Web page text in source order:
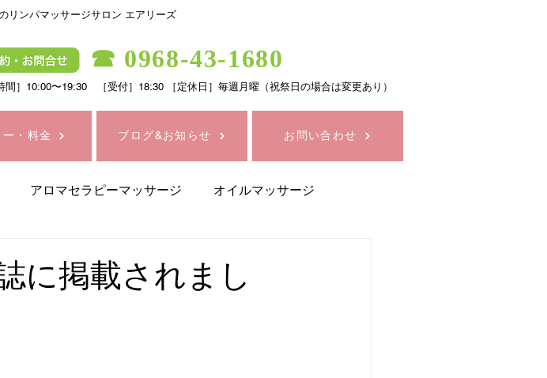
リンパマッサージサロン エアリーズ
☎ 0968-43-1680
間］10:00〜19:30 ［受付］18:30 ［定休日］毎週月曜（祝祭日の場合は変更あり）
ー・料金 ブログ&お知らせ お問い合わせ
アロマセラピーマッサージ オイルマッサージ
に掲載されまし